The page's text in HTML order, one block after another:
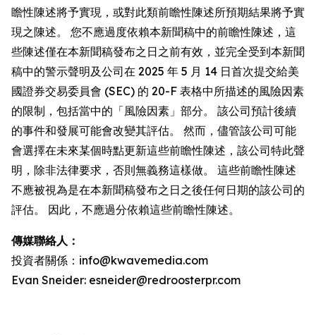
瞻性陳述將予實現，或對此類前瞻性陳述所預期結果將予實
現之陳述。 您不應過度依賴本新聞稿中的前瞻性陳述，這
些陳述僅在本新聞稿發布之日之前有效，並完全受到本新聞
稿中的警示聲明及公司在 2025 年 5 月 14 日首次提交給美
國證券交易委員會 (SEC) 的 20-F 表格中所描述的風險因素
的限制，包括當中的「風險因素」部分。 該公司預計後續
的事件和發展可能會改變其評估。 然而，儘管該公司可能
會選擇在未來某個時點更新這些前瞻性陳述，該公司特此聲
明，除非法律要求，否則無義務這樣做。 這些前瞻性陳述
不應被視為是在本新聞稿發布之日之後任何日期的該公司的
評估。 因此，不應過分依賴這些前瞻性陳述。
傳媒聯絡人：
投資者關係：info@kwavemedia.com
Evan Sneider: esneider@redroosterpr.com